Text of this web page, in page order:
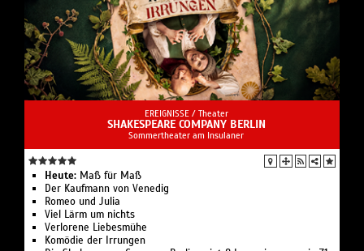
EREIGNISSE / Theater
SHAKESPEARE COMPANY BERLIN
Sommertheater am Insulaner
Heute: Maß für Maß
Der Kaufmann von Venedig
Romeo und Julia
Viel Lärm um nichts
Verlorene Liebesmühe
Komödie der Irrungen